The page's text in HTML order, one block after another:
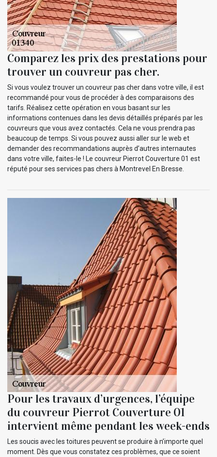
Comparez les prix des prestations pour
trouver un couvreur pas cher.
Si vous voulez trouver un couvreur pas cher dans votre ville, il est
recommandé pour vous de procéder à des comparaisons des
tarifs. Réalisez cette opération en vous basant sur les
informations contenues dans les devis détaillés préparés par les
couvreurs que vous avez contactés. Cela ne vous prendra pas
beaucoup de temps. Si vous pouvez aussi aller sur le web et
demander des recommandations auprès d’autres internautes
dans votre ville, faites-le ! Le couvreur Pierrot Couverture 01 est
réputé pour ses services pas chers à Montrevel En Bresse.
Pour les travaux d’urgences, l’équipe
du couvreur Pierrot Couverture 01
intervient même pendant les week-ends
Les soucis avec les toitures peuvent se produire à n’importe quel
moment. Dès que vous constatez ces problèmes, que ce soient